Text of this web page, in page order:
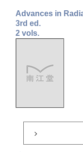
Advances in
3rd ed.
2 vols.